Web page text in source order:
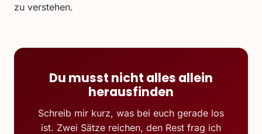
zu verstehen.
Du musst nicht alles allein
herausfinden
Schreib mir kurz, was bei euch gerade los
ist. Zwei Sätze reichen, den Rest frag ich